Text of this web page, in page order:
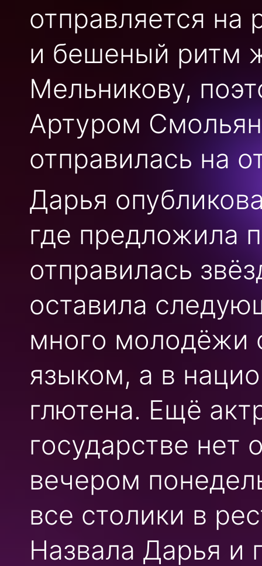
отправляется на
и бешеный ритм
Мельникову,
Артуром
отправилась на
Дарья
где предложила
отправилась
оставила
много молодёжи
языком, а в
глютена. Ещё
государстве
вечером
все столики в
Назвала Дарья и